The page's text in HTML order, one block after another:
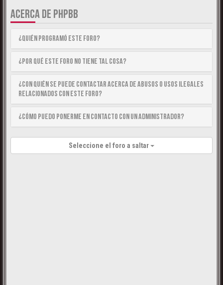
ACERCA DE PHPBB
¿Quién programó este foro?
¿Por qué este foro no tiene tal cosa?
¿Con quién se puede contactar acerca de abusos o usos ilegales
relacionados con este foro?
¿Cómo puedo ponerme en contacto con un Administrador?
Seleccione el foro a saltar